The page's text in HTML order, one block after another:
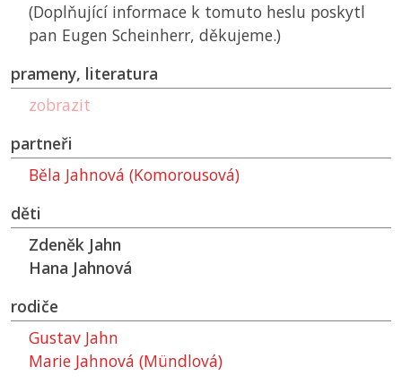
(Doplňující informace k tomuto heslu poskytl
pan Eugen Scheinherr, děkujeme.)
prameny, literatura
zobrazit
partneři
Běla Jahnová (Komorousová)
děti
Zdeněk Jahn
Hana Jahnová
rodiče
Gustav Jahn
Marie Jahnová (Mündlová)